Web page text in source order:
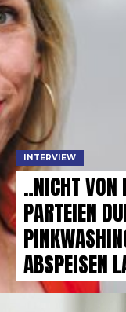
INTERVIEW
„NICHT VON
PARTEIEN
ABSPEISEN